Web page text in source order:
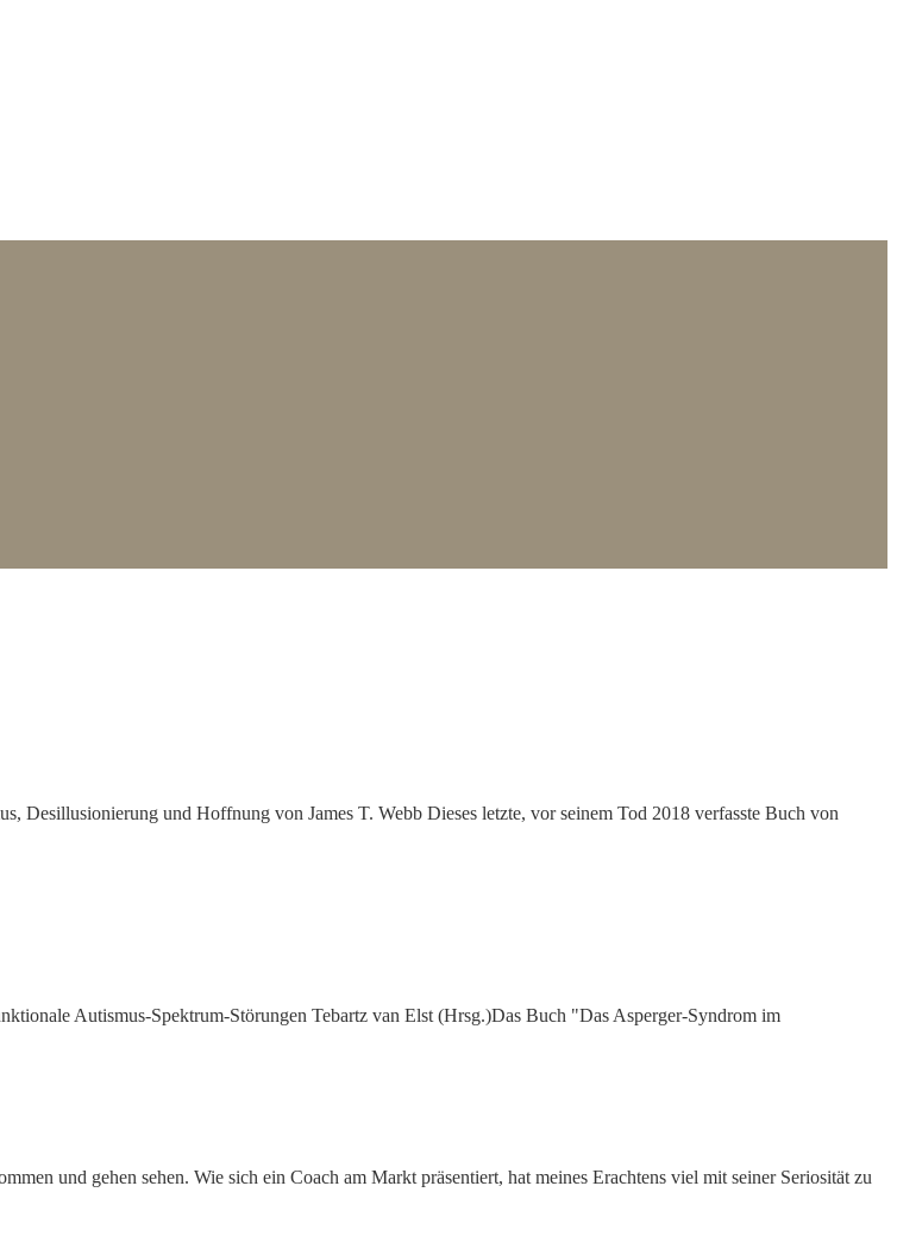
Desillusionierung und Hoffnung von James T. Webb Dieses letzte, vor seinem Tod 2018 verfasste Buch von
Autismus-Spektrum-Störungen Tebartz van Elst (Hrsg.)Das Buch "Das Asperger-Syndrom im
und gehen sehen. Wie sich ein Coach am Markt präsentiert, hat meines Erachtens viel mit seiner Seriosität zu